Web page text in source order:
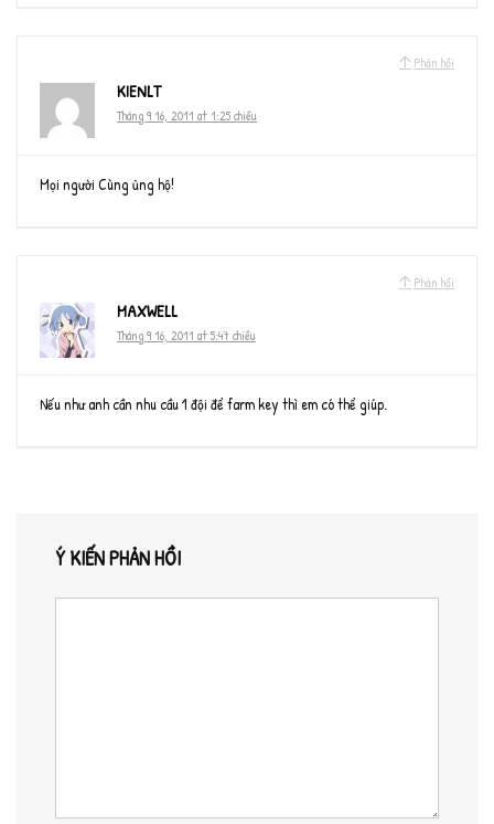
Phản hồi
KIENLT
Tháng 9 16, 2011 at 1:25 chiều
Mọi người Cùng ủng hộ!
Phản hồi
MAXWELL
Tháng 9 16, 2011 at 5:47 chiều
Nếu như anh cần nhu cầu 1 đội để farm key thì em có thể giúp.
Ý KIẾN PHẢN HỒI